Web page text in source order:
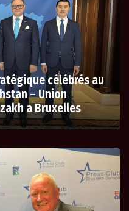
célébrés au
– Union
a Bruxelles